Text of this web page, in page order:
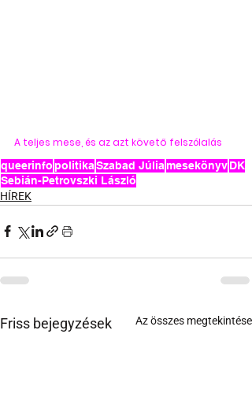
A teljes mese, és az azt követő felszólalás
queerinfopolitikaSzabad JúliamesekönyvDK
Sebián-Petrovszki László
HÍREK
Friss bejegyzések Az összes megtekintése